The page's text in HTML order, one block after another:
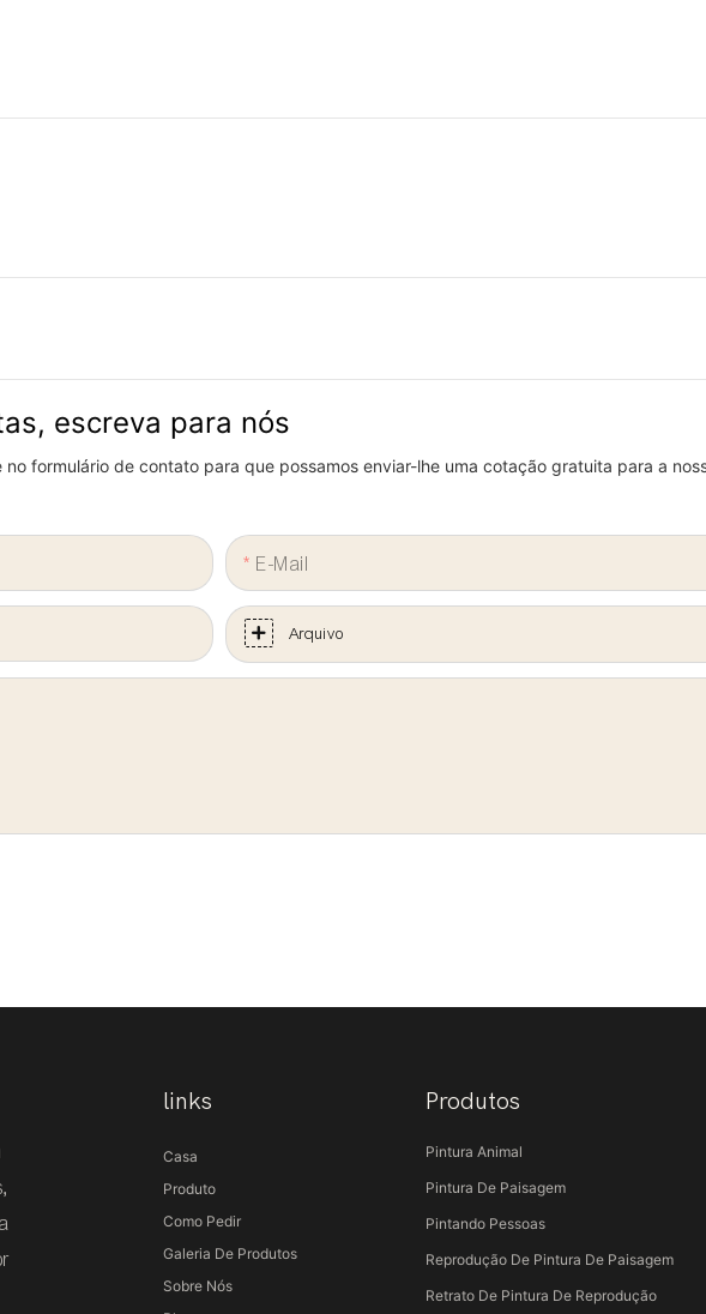
escreva para nós
formulário de contato para que possamos enviar-lhe uma cotação gratuita para a
E-Mail
Arquivo
links
Casa
Produto
Como Pedir
Galeria De Produtos
Sobre Nós
Produtos
Pintura Animal
Pintura De Paisagem
Pintando Pessoas
Reprodução De Pintura De Paisagem
Retrato De Pintura De Reprodução